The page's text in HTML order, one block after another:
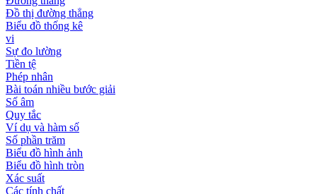
Đồ thị đường thẳng
Biểu đồ thống kê
vi
Sự đo lường
Tiền tệ
Phép nhân
Bài toán nhiều bước giải
Số âm
Quy tắc
Ví dụ và hàm số
Số phần trăm
Biểu đồ hình ảnh
Biểu đồ hình tròn
Xác suất
Các tính chất